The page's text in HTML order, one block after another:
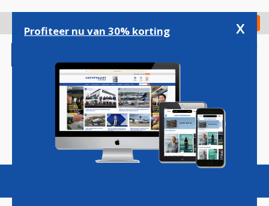
gaan
Check in
Magazine Podcasts Vacatures
Profiteer nu van 30% korting x